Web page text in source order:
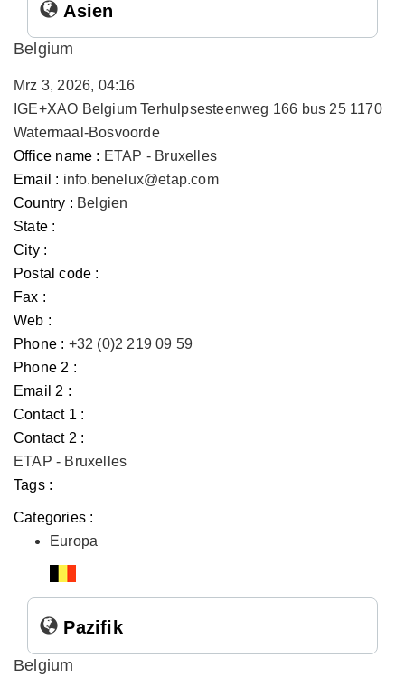
Asien
Belgium
Mrz 3, 2026, 04:16
IGE+XAO Belgium Terhulpsesteenweg 166 bus 25 1170
Watermaal-Bosvoorde
Office name : ETAP - Bruxelles
Email : info.benelux@etap.com
Country : Belgien
State :
City :
Postal code :
Fax :
Web :
Phone : +32 (0)2 219 09 59
Phone 2 :
Email 2 :
Contact 1 :
Contact 2 :
ETAP - Bruxelles
Tags :
Categories :
Europa
Pazifik
Belgium